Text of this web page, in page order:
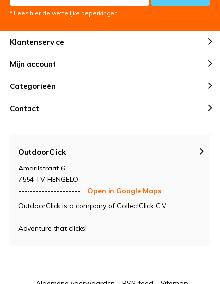
* Lees hier de wettelijke beperkingen
Klantenservice
Mijn account
Categorieën
Contact
OutdoorClick
Amarilstraat 6
7554 TV HENGELO
---------------------
Open in Google Maps
OutdoorClick is a company of CollectClick C.V.
Adventure that clicks!